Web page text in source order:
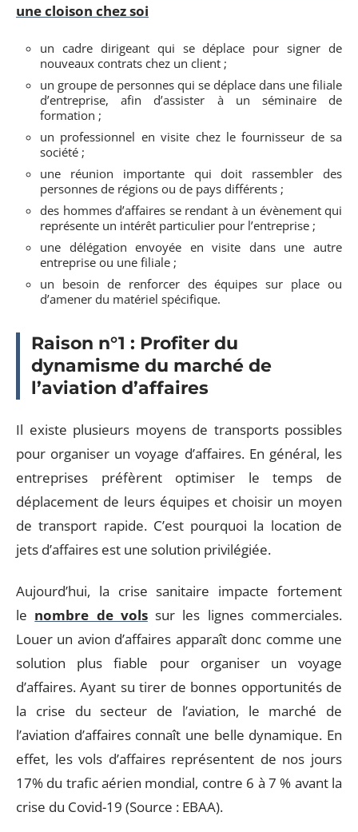
une cloison chez soi
un cadre dirigeant qui se déplace pour signer de
nouveaux contrats chez un client ;
un groupe de personnes qui se déplace dans une filiale
d’entreprise, afin d’assister à un séminaire de
formation ;
un professionnel en visite chez le fournisseur de sa
société ;
une réunion importante qui doit rassembler des
personnes de régions ou de pays différents ;
des hommes d’affaires se rendant à un évènement qui
représente un intérêt particulier pour l’entreprise ;
une délégation envoyée en visite dans une autre
entreprise ou une filiale ;
un besoin de renforcer des équipes sur place ou
d’amener du matériel spécifique.
Raison n°1 : Profiter du
dynamisme du marché de
l’aviation d’affaires
Il existe plusieurs moyens de transports possibles
pour organiser un voyage d’affaires. En général, les
entreprises préfèrent optimiser le temps de
déplacement de leurs équipes et choisir un moyen
de transport rapide. C’est pourquoi la location de
jets d’affaires est une solution privilégiée.
Aujourd’hui, la crise sanitaire impacte fortement
le nombre de volssur les lignes commerciales.
Louer un avion d’affaires apparaît donc comme une
solution plus fiable pour organiser un voyage
d’affaires. Ayant su tirer de bonnes opportunités de
la crise du secteur de l’aviation, le marché de
l’aviation d’affaires connaît une belle dynamique. En
effet, les vols d’affaires représentent de nos jours
17% du trafic aérien mondial, contre 6 à 7 % avant la
crise du Covid-19 (Source : EBAA).